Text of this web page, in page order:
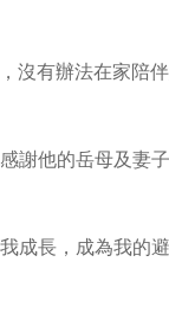
沒有辦法在家陪
謝他的岳母及妻
長，成為我的